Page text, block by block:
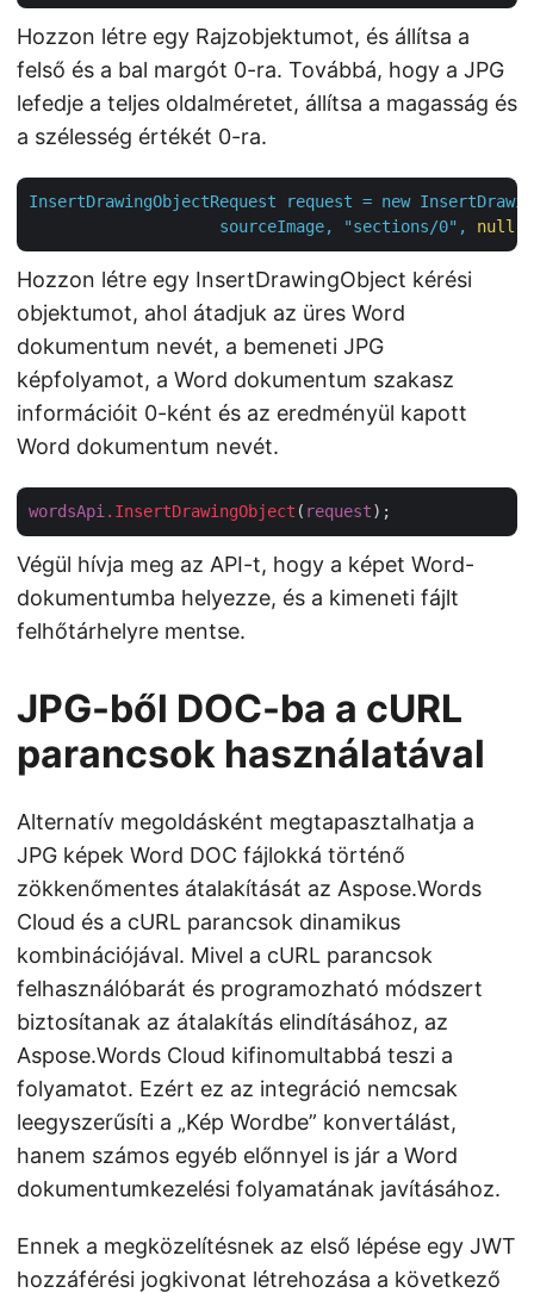
Hozzon létre egy Rajzobjektumot, és állítsa a
felső és a bal margót 0-ra. Továbbá, hogy a JPG
lefedje a teljes oldalméretet, állítsa a magasság és
a szélesség értékét 0-ra.
InsertDrawingObjectRequest request = new
sourceImage,
"sections/0" , null
Hozzon létre egy InsertDrawingObject kérési
objektumot, ahol átadjuk az üres Word
dokumentum nevét, a bemeneti JPG
képfolyamot, a Word dokumentum szakasz
információit 0-ként és az eredményül kapott
Word dokumentum nevét.
wordsApi .InsertDrawingObject ( request
Végül hívja meg az API-t, hogy a képet Word-
dokumentumba helyezze, és a kimeneti fájlt
felhőtárhelyre mentse.
JPG-ből DOC-ba a cURL
parancsok használatával
Alternatív megoldásként megtapasztalhatja a
JPG képek Word DOC fájlokká történő
zökkenőmentes átalakítását az Aspose.Words
Cloud és a cURL parancsok dinamikus
kombinációjával. Mivel a cURL parancsok
felhasználóbarát és programozható módszert
biztosítanak az átalakítás elindításához, az
Aspose.Words Cloud kifinomultabbá teszi a
folyamatot. Ezért ez az integráció nemcsak
leegyszerűsíti a „Kép Wordbe” konvertálást,
hanem számos egyéb előnnyel is jár a Word
dokumentumkezelési folyamatának javításához.
Ennek a megközelítésnek az első lépése egy JWT
hozzáférési jogkivonat létrehozása a következő